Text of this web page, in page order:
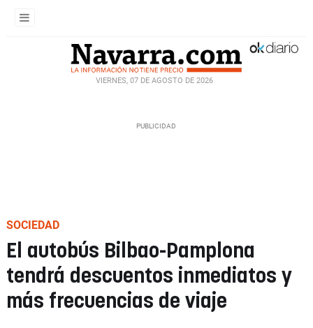
VIERNES, 07 DE AGOSTO DE 2026
SOCIEDAD
El autobús Bilbao-Pamplona
tendrá descuentos inmediatos y
más frecuencias de viaje